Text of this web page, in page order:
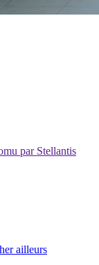
par Stellantis
ailleurs